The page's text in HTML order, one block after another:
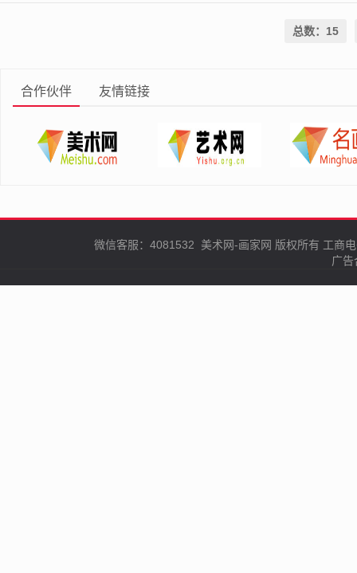
总数：15
合作伙伴 友情链接
微信客服：4081532 美术网-画家网 版权所有 工商
广